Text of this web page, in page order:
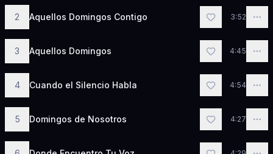
2 Aquellos Domingos Contigo 3:52
3 Aquellos Domingos 4:45
4 Cuando el Silencio Habla 4:54
5 Domingos de Nosotros 4:27